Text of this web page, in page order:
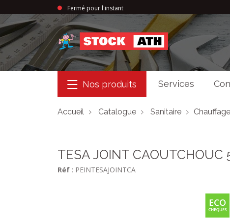
Fermé pour l'instant
StockAth
Nos produits Services
Accueil Catalogue Sanitaire
TESA JOINT CAOUTCHOUC
Réf : PEINTESAJOINTCA